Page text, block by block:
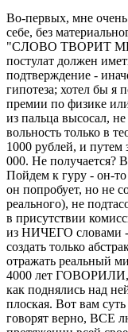
Во-первых, мне
себе, без
"СЛОВО ТВОРИТ
постулат должен
подтверждение -
гипотеза; хотел бы я
премии по физике
из пальца высосал,
вольность только в
1000 рублей, и
000. Не получается?
Пойдем к гуру - он-то
он попробует, но не
реального), не
в присутствии
из НИЧЕГО словами -
создать только
отражать реальный
4000 лет ГОВОРИЛИ,
как поднялись над
плоская. Вот вам
говорят верно, ВСЕ